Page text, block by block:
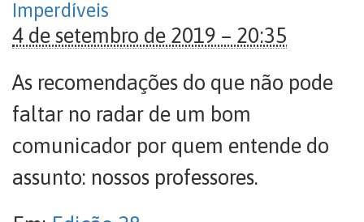
Imperdíveis
4 de setembro de 2019 – 20:35
As recomendações do que não pode
faltar no radar de um bom
comunicador por quem entende do
assunto: nossos professores.